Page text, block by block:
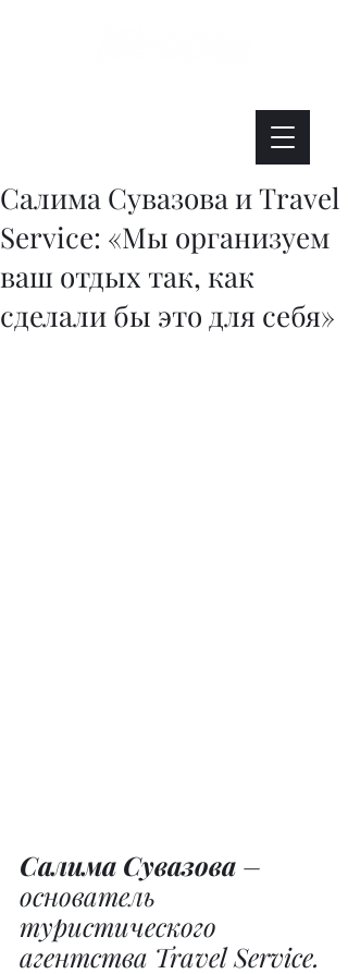
Салима Сувазова и Travel
Service: «Мы организуем
ваш отдых так, как
сделали бы это для себя»
Салима Сувазова –
основатель
туристического
агентства Travel Service.